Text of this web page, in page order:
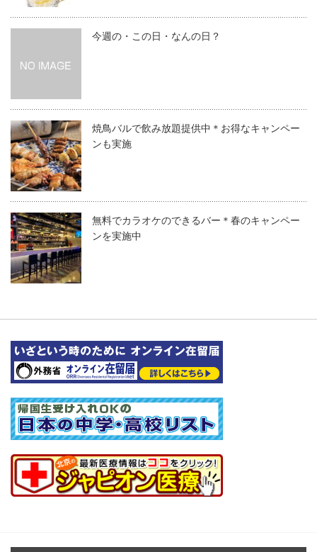
今週の・この日・なんの日？
焼鳥バルで飲み放題提供中＊お得なキャンペー
ンも実施
無料でカラオケのできるバー＊春のキャンペー
ンを実施中